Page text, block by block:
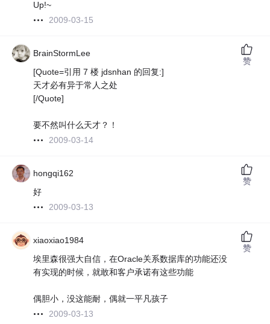
Up!~
2009-03-15
BrainStormLee
[Quote=引用 7 楼 jdsnhan 的回复:]
天才必有异于常人之处
[/Quote]
要不然叫什么天才？！
2009-03-14
赞
hongqi162
好
2009-03-13
赞
xiaoxiao1984
埃里森很强大自信，在Oracle关系数据库的功能还没
有实现的时候，就敢和客户承诺有这些功能
偶胆小，没这能耐，偶就一平凡孩子
2009-03-13
赞